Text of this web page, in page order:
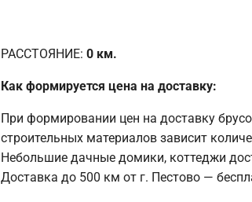
РАССТОЯНИЕ: 0 км.
Как формируется цена на доставку:
При формировании цен на доставку
строительных материалов зависит
Небольшие дачные домики, коттеджи
Доставка до 500 км от г. Пестово —